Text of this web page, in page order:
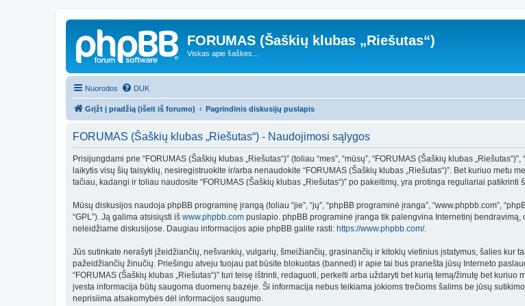
FORUMAS (Šaškių klubas „Riešutas“)
Viskas apie šaškes...
Nuorodos DUK
Grįžt į pradžią (išeit iš forumo) Pagrindinis diskusijų puslapis
FORUMAS (Šaškių klubas „Riešutas“) - Naudojimosi sąlygos
Prisijungdami prie “FORUMAS (Šaškių klubas „Riešutas“)” (toliau “mes”, “mūsų”, “FORUMAS (Šaškių klubas
laikytis visų šių taisyklių, nesiregistruokite ir/arba nenaudokite “FORUMAS (Šaškių klubas „Riešutas“)”. Bet kuriuo metu
tačiau, kadangi ir toliau naudosite “FORUMAS (Šaškių klubas „Riešutas“)” po pakeitimų, yra protinga reguliariai patikrinti
Mūsų diskusijos naudoja phpBB programinę įrangą (toliau “jie”, “jų”, “phpBB programinė įranga”, “www.phpbb.com”,
“GPL”). Ją galima atsisiųsti iš www.phpbb.com puslapio. phpBB programinė įranga tik palengvina Internetinį
neleidžiame diskusijose. Daugiau informacijos apie phpBB galite rasti: https://www.phpbb.com/.
Jūs sutinkate nerašyti įžeidžiančių, nešvankių, vulgarių, šmeižiančių, grasinančių ir kitokių vietinius įstatymus, šalies kur
pažeidžiančių žinučių. Priešingu atveju tuojau pat būsite blokuotas (banned) ir apie tai bus pranešta jūsų Interneto
“FORUMAS (Šaškių klubas „Riešutas“)” turi teisę ištrinti, redaguoti, perkelti arba uždaryti bet kurią temą/žinutę bet
įvesta informacija būtų saugoma duomenų bazėje. Ši informacija nebus teikiama jokioms trečioms šalims be jūsų
neprisiima atsakomybės dėl informacijos saugumo.